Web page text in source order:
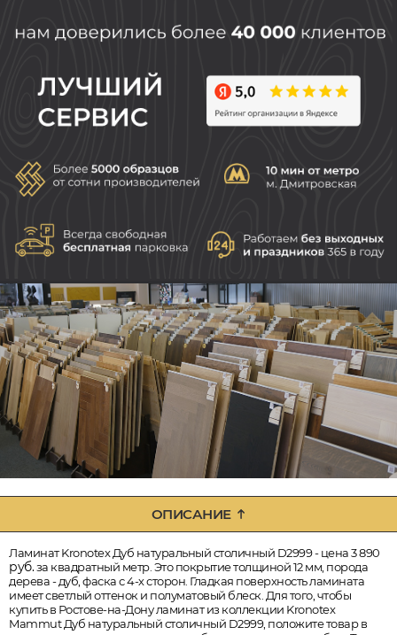
ОПИСАНИЕ
Ламинат Kronotex Дуб натуральный столичный D2999 - цена 3 890
руб.за квадратный метр. Это покрытие толщиной 12 мм, порода
дерева - дуб, фаска с 4-х сторон. Гладкая поверхность ламината
имеет светлый оттенок и полуматовый блеск. Для того, чтобы
купить в Ростове-на-Дону ламинат из коллекции Kronotex
Mammut Дуб натуральный столичный D2999, положите товар в